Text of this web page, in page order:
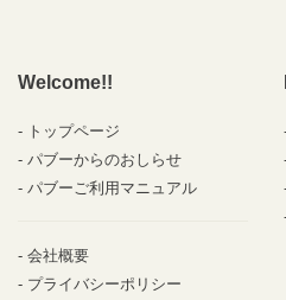
Welcome!!
トップページ
パブーからのおしらせ
パブーご利用マニュアル
会社概要
プライバシーポリシー